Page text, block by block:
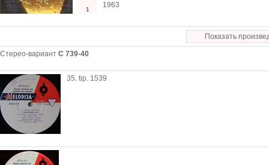
1
1963
Показать
Стерео-вариант С 739-40
35. tip. 1539